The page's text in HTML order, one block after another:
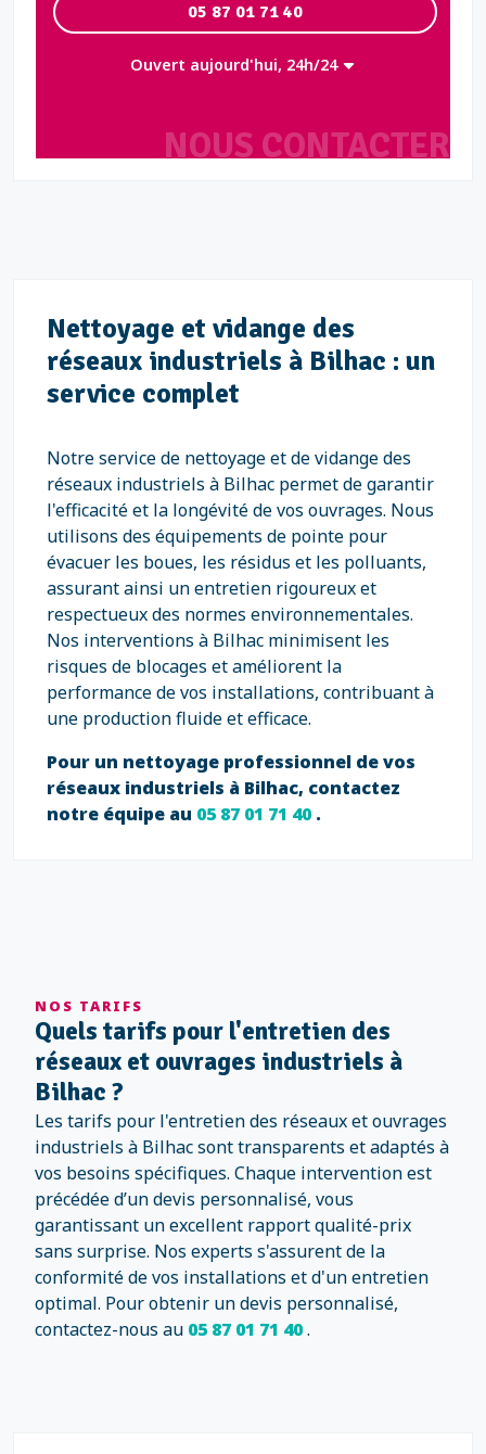
NOUS CONTACTER
05 87 01 71 40
Ouvert aujourd'hui, 24h/24
Nettoyage et vidange des
réseaux industriels à Bilhac : un
service complet
Notre service de nettoyage et de vidange des
réseaux industriels à Bilhac permet de garantir
l'efficacité et la longévité de vos ouvrages. Nous
utilisons des équipements de pointe pour
évacuer les boues, les résidus et les polluants,
assurant ainsi un entretien rigoureux et
respectueux des normes environnementales.
Nos interventions à Bilhac minimisent les
risques de blocages et améliorent la
performance de vos installations, contribuant à
une production fluide et efficace.
Pour un nettoyage professionnel de vos
réseaux industriels à Bilhac, contactez
notre équipe au 05 87 01 71 40.
NOS TARIFS
Quels tarifs pour l'entretien des
réseaux et ouvrages industriels à
Bilhac ?
Les tarifs pour l'entretien des réseaux et ouvrages
industriels à Bilhac sont transparents et adaptés à
vos besoins spécifiques. Chaque intervention est
précédée d’un devis personnalisé, vous
garantissant un excellent rapport qualité-prix
sans surprise. Nos experts s'assurent de la
conformité de vos installations et d'un entretien
optimal. Pour obtenir un devis personnalisé,
contactez-nous au 05 87 01 71 40.